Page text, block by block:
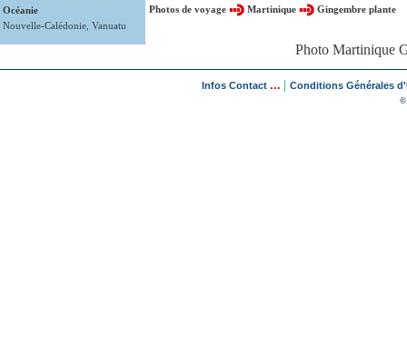
Océanie
Nouvelle-Calédonie Vanuatu
Photos de voyage
Martinique Gingembre plante
Photo Martinique
Infos Contact ... Conditions Générales
©